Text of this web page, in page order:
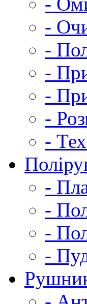
-
-
-
-
-
-
-
-
-
-